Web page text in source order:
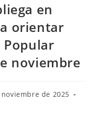
en
orientar
Popular
noviembre
de 2025